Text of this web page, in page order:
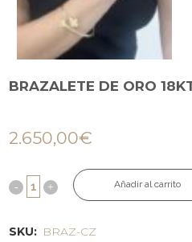
BRAZALETE DE ORO
2.650,00€
Añadir al carrito
SKU: BRAZ-CZ